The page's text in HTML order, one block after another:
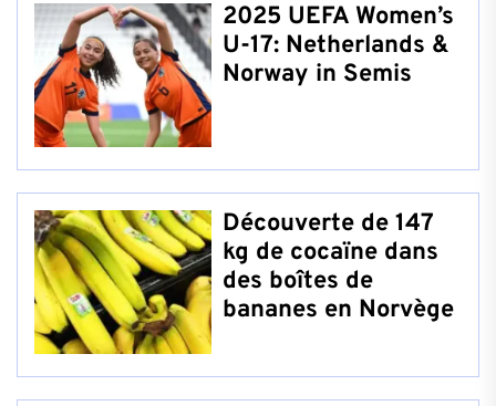
2025 UEFA Women’s
U-17: Netherlands &
Norway in Semis
Découverte de 147
kg de cocaïne dans
des boîtes de
bananes en Norvège